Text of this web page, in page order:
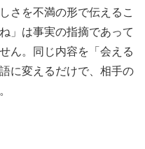
さを不満の形で伝えるこ
」は事実の指摘であって
ん。同じ内容を「会える
に変えるだけで、相手の